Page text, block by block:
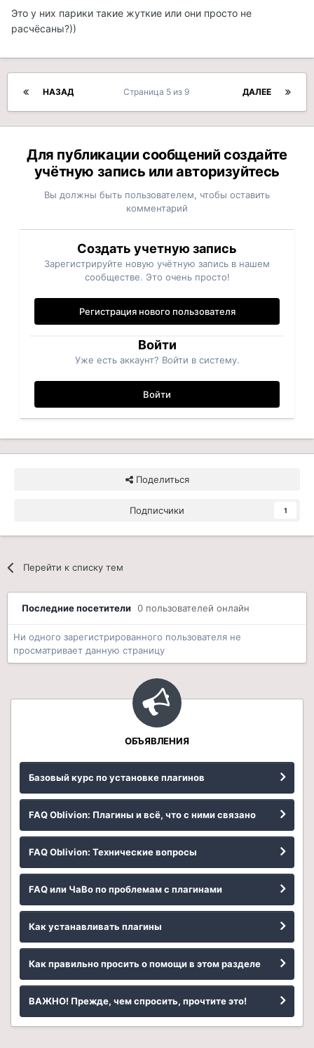
Это у них парики такие жуткие или они просто не
расчёсаны?))
НАЗАД ДАЛЕЕ
Страница 5 из 9
Для публикации сообщений создайте
учётную запись или авторизуйтесь
Вы должны быть пользователем, чтобы оставить
комментарий
Создать учетную запись
Зарегистрируйте новую учётную запись в нашем
сообществе. Это очень просто!
Регистрация нового пользователя
Войти
Уже есть аккаунт? Войти в систему.
Войти
Поделиться
Подписчики 1
Перейти к списку тем
Последние посетители 0 пользователей онлайн
Ни одного зарегистрированного пользователя не
просматривает данную страницу
ОБЪЯВЛЕНИЯ
Базовый курс по установке плагинов
FAQ Oblivion: Плагины и всё, что с ними связано
FAQ Oblivion: Технические вопросы
FAQ или ЧаВо по проблемам с плагинами
Как устанавливать плагины
Как правильно просить о помощи в этом разделе
ВАЖНО! Прежде, чем спросить, прочтите это!